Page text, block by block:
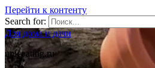
Перейти к контенту
Search for:
Для дома и дачи
unicoating.ru